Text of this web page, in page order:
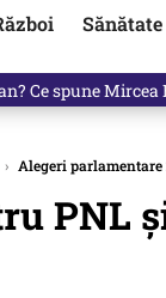
Sănătate
lui Ponta,
› Alegeri parlamentare
PNL